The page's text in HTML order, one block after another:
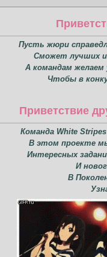
Пусть жюри
Сможет лучших
А командам желаем
Чтобы в
Приветствие
Команда Whitе
В этом проекте
Интересных
И
В